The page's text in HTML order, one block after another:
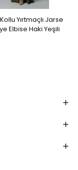
Yırtmaçlı Jarse
Elbise Haki Yeşili